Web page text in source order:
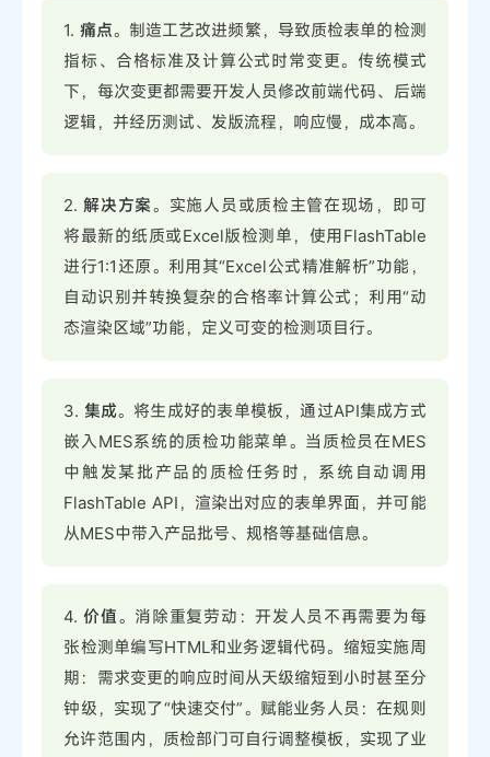
1. 痛点。制造工艺改进频繁，导致质检表单的检测
指标、合格标准及计算公式时常变更。传统模式
下，每次变更都需要开发人员修改前端代码、后端
逻辑，并经历测试、发版流程，响应慢，成本高。
2.解决方案。实施人员或质检主管在现场，即可
将最新的纸质或Excel版检测单，使用FlashTable
进行1:1还原。利用其“Excel公式精准解析”功能，
自动识别并转换复杂的合格率计算公式；利用“动
态渲染区域”功能，定义可变的检测项目行。
3. 集成。将生成好的表单模板，通过API集成方式
嵌入MES系统的质检功能菜单。当质检员在MES
中触发某批产品的质检任务时，系统自动调用
FlashTable API，渲染出对应的表单界面，并可能
从MES中带入产品批号、规格等基础信息。
4. 价值。消除重复劳动：开发人员不再需要为每
张检测单编写HTML和业务逻辑代码。缩短实施周
期：需求变更的响应时间从天级缩短到小时甚至分
钟级，实现了“快速交付”。赋能业务人员：在规则
允许范围内，质检部门可自行调整模板，实现了业